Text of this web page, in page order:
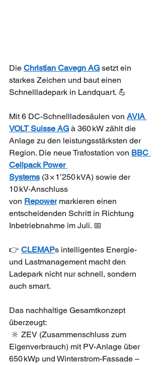
Die Christian Cavegn AG setzt ein
starkes Zeichen und baut einen
Schnellladepark in Landquart. 💪
Mit 6 DC-Schnellladesäulen von AVIA
VOLT Suisse AG à 360 kW zählt die
Anlage zu den leistungsstärksten der
Region. Die neue Trafostation von BBC
Cellpack Power
Systems (3 × 1’250 kVA) sowie der
10 kV-Anschluss
von Repower markieren einen
entscheidenden Schritt in Richtung
Inbetriebnahme im Juli. 📅
👉 CLEMAPs intelligentes Energie-
und Lastmanagement macht den
Ladepark nicht nur schnell, sondern
auch smart.
Das nachhaltige Gesamtkonzept
überzeugt:
🔆 ZEV (Zusammenschluss zum
Eigenverbrauch) mit PV-Anlage über
650 kWp und Winterstrom-Fassade –